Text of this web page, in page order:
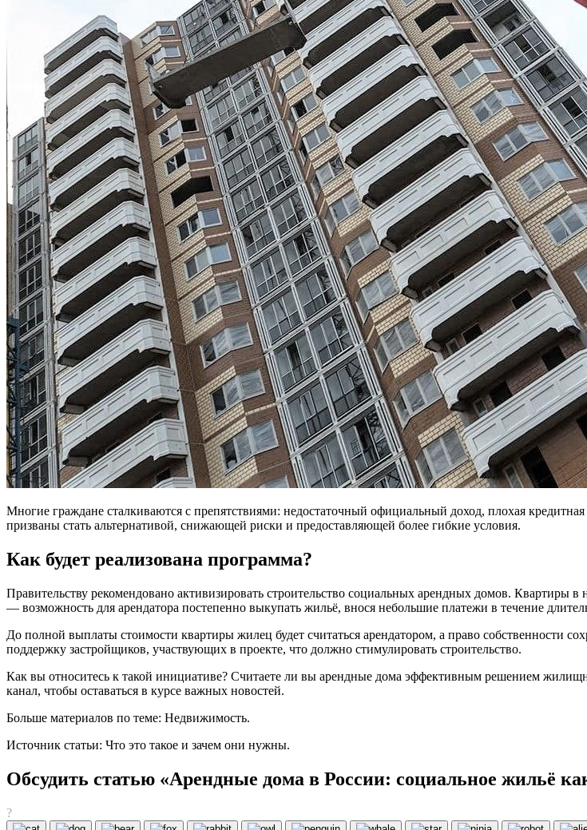
Многие граждане сталкиваются с препятствиями: недостаточный официальный доход, плохая
призваны стать альтернативой, снижающей риски и предоставляющей более гибкие условия.
Как будет реализована программа?
Правительству рекомендовано активизировать строительство социальных арендных домов. Квартиры
— возможность для арендатора постепенно выкупать жильё, внося небольшие платежи в течение
До полной выплаты стоимости квартиры жилец будет считаться арендатором, а право собственности
поддержку застройщиков, участвующих в проекте, что должно стимулировать строительство.
Как вы относитесь к такой инициативе? Считаете ли вы арендные дома эффективным решением
канал, чтобы оставаться в курсе важных новостей.
Больше материалов по теме: Недвижимость.
Источник статьи: Что это такое и зачем они нужны.
Обсудить статью «Арендные дома в России: социальное жильё
?